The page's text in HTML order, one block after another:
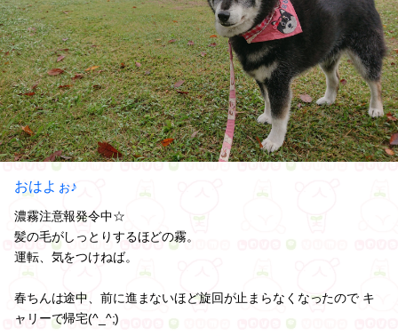
おはよぉ♪
濃霧注意報発令中☆
髪の毛がしっとりするほどの霧。
運転、気をつけねば。
春ちんは途中、前に進まないほど旋回が止まらなくなったので キ
ャリーで帰宅(^_^;)